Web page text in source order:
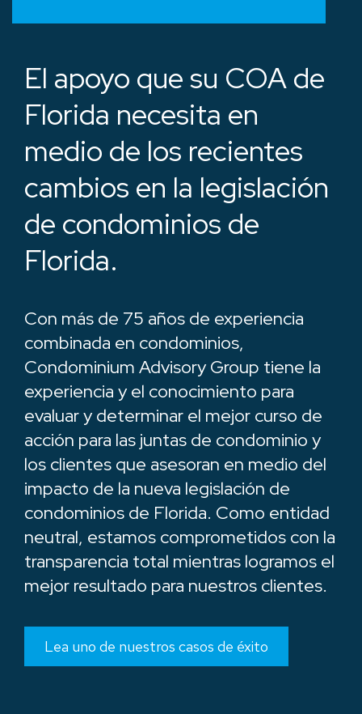
El apoyo que su COA de
Florida necesita en
medio de los recientes
cambios en la legislación
de condominios de
Florida.
Con más de 75 años de experiencia
combinada en condominios,
Condominium Advisory Group tiene la
experiencia y el conocimiento para
evaluar y determinar el mejor curso de
acción para las juntas de condominio y
los clientes que asesoran en medio del
impacto de la nueva legislación de
condominios de Florida. Como entidad
neutral, estamos comprometidos con la
transparencia total mientras logramos el
mejor resultado para nuestros clientes.
Lea uno de nuestros casos de éxito